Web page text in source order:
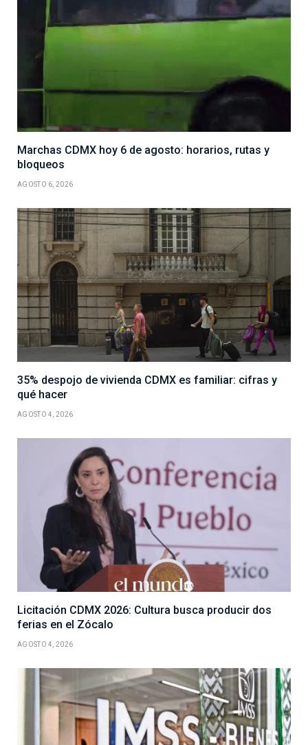
Marchas CDMX hoy 6 de agosto: horarios, rutas y
bloqueos
AGOSTO 6, 2026
35% despojo de vivienda CDMX es familiar: cifras y
qué hacer
AGOSTO 4, 2026
Licitación CDMX 2026: Cultura busca producir dos
ferias en el Zócalo
AGOSTO 4, 2026